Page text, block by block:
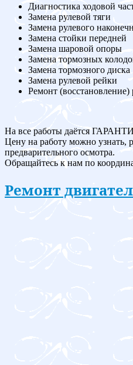
Диагностика ходовой
Замена рулевой тяги
Замена рулевого
Замена стойки передней
Замена шаровой опоры
Замена тормозных
Замена тормозного диска
Замена рулевой рейки
Ремонт (восстановление)
На все работы даётся
Цену на работу можно узнать,
предварительного осмотра.
Обращайтесь к нам по
Ремонт